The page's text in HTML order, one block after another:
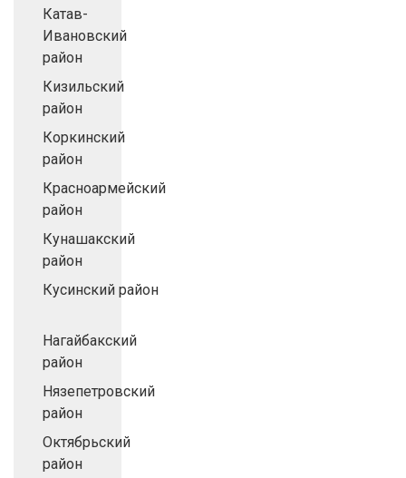
Катав-
Ивановский
район
Кизильский
район
Коркинский
район
Красноармейский
район
Кунашакский
район
Кусинский район
Нагайбакский
район
Нязепетровский
район
Октябрьский
район